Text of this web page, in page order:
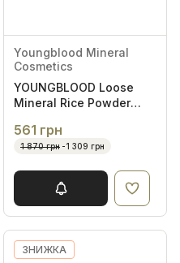
Youngblood Mineral
Cosmetics
YOUNGBLOOD Loose
Mineral Rice Powder
мінеральна рисова
пудра
561 грн
1 870 грн -1 309 грн
ЗНИЖКА